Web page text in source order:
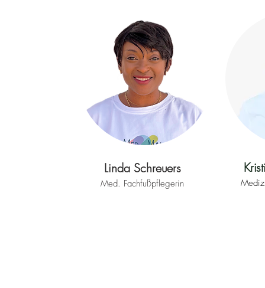
Linda Schreuers
Med. Fachfußpflegerin